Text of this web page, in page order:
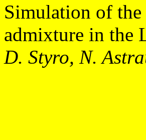
Simulation of the
admixture in the
D. Styro, N.